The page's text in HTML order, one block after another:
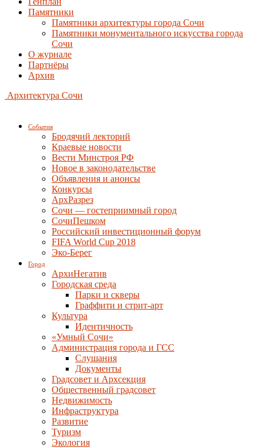
Памятники
Памятники архитектуры города Сочи
Памятники монументального искусства города
Сочи
О журнале
Партнёры
Архив
Архитектура Сочи
События
Бродячий лекторий
Краевые новости
Вести Минстроя РФ
Новое в законодательстве
Объявления и анонсы
Конкурсы
АрхРазрез
Сочи — гостеприимный город
СочиПешком
Российский инвестиционный форум
FIFA World Cup 2018
Эко-Берег
Город
АрхиНегатив
Городская среда
Парки и скверы
Граффити и стрит-арт
Культура
Идентичность
«Умный Сочи»
Администрация города и ГСС
Слушания
Документы
Градсовет и Архсекция
Общественный градсовет
Недвижимость
Инфраструктура
Развитие
Туризм
Экология